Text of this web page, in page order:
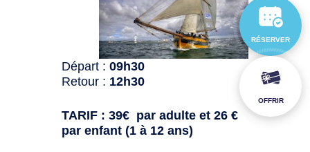
Départ :09h30
Retour : 12h30
TARIF : 39€ par adulte et 26 €
par enfant (1 à 12 ans)
RÉSERVER
OFFRIR